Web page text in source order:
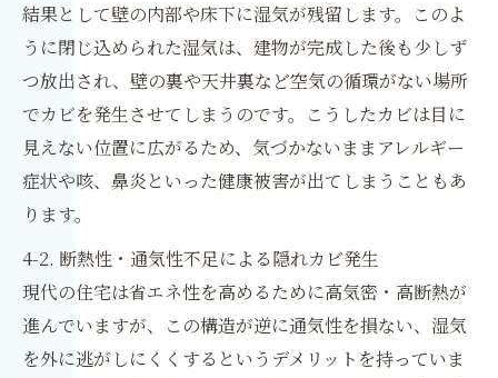
結果として壁の内部や床下に湿気が残留します。このよ
うに閉じ込められた湿気は、建物が完成した後も少しず
つ放出され、壁の裏や天井裏など空気の循環がない場所
でカビを発生させてしまうのです。こうしたカビは目に
見えない位置に広がるため、気づかないままアレルギー
症状や咳、鼻炎といった健康被害が出てしまうこともあ
ります。
4-2. 断熱性・通気性不足による隠れカビ発生
現代の住宅は省エネ性を高めるために高気密・高断熱が
進んでいますが、この構造が逆に通気性を損ない、湿気
を外に逃がしにくくするというデメリットを持っていま